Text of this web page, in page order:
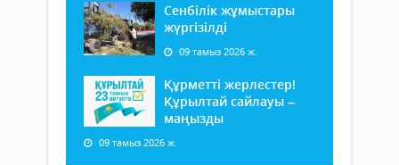
Сенбілік жұмыстары
жүргізілді
09 тамыз 2026 ж.
Құрметті жерлестер!
Құрылтай сайлауы –
маңызды
09 тамыз 2026 ж.